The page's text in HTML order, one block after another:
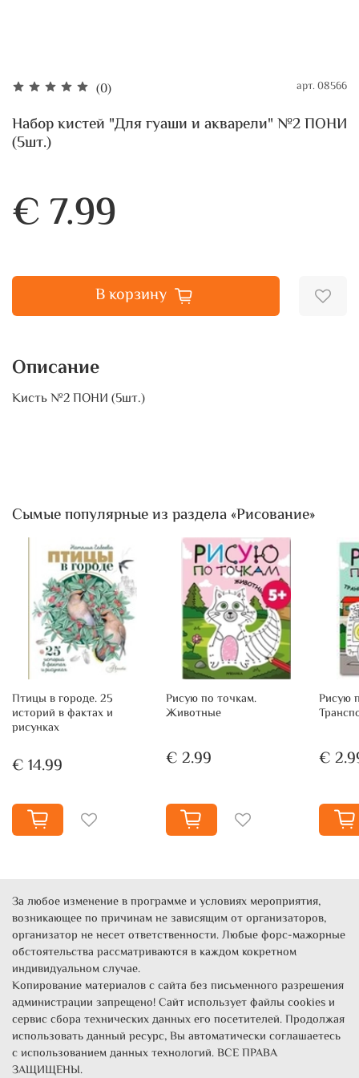
(0) арт.08566
Набор кистей "Для гуаши и акварели" №2 ПОНИ
(5шт.)
€ 7.99
В корзину
Описание
Кисть №2 ПОНИ (5шт.)
Сымые популярные из раздела «Рисование»
Птицы в городе. 25
историй в фактах и
рисунках
€ 14.99
Рисую по точкам.
Животные
€ 2.99
Рисую
€
За любое изменение в программе и условиях мероприятия,
возникающее по причинам не зависящим от организаторов,
организатор не несет ответственности. Любые форс-мажорные
обстоятельства рассматриваются в каждом кокретном
индивидуальном случае.
Копирование материалов с сайта без письменного разрешения
администрации запрещено! Сайт использует файлы cookies и
сервис сбора технических данных его посетителей. Продолжая
использовать данный ресурс, Вы автоматически соглашаетесь
с использованием данных технологий. ВСЕ ПРАВА
ЗАЩИЩЕНЫ.